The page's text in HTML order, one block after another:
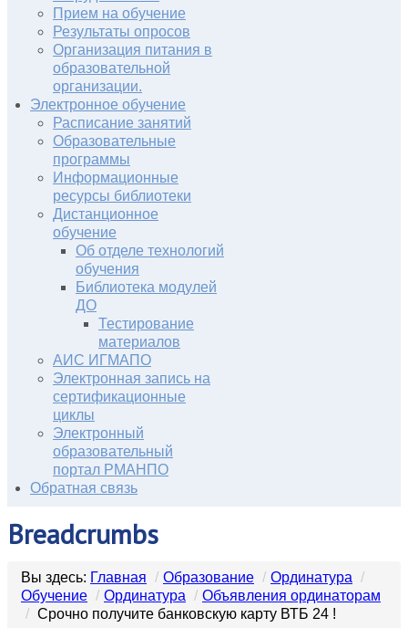
Прием на обучение
Результаты опросов
Организация питания в
образовательной
организации.
Электронное обучение
Расписание занятий
Образовательные
программы
Информационные
ресурсы библиотеки
Дистанционное
обучение
Об отделе технологий
обучения
Библиотека модулей
ДО
Тестирование
материалов
АИС ИГМАПО
Электронная запись на
сертификационные
циклы
Электронный
образовательный
портал РМАНПО
Обратная связь
Breadcrumbs
Вы здесь: Главная / Образование / Ординатура /
Обучение / Ординатура / Объявления ординаторам
/ Срочно получите банковскую карту ВТБ 24 !